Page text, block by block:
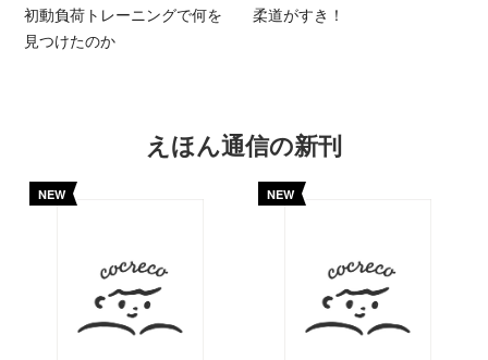
初動負荷トレーニングで何を
見つけたのか
柔道がすき！
えほん通信の新刊
NEW NEW